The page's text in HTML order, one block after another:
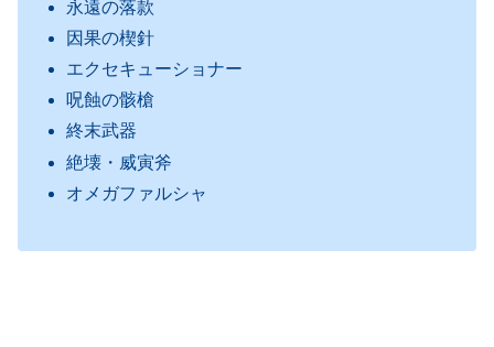
永遠の落款
因果の楔針
エクセキューショナー
呪蝕の骸槍
終末武器
絶壊・威寅斧
オメガファルシャ